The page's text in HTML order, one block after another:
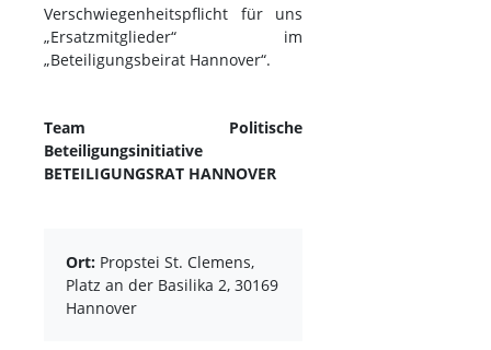
Verschwiegenheitspflicht für uns
„Ersatzmitglieder“ im
„Beteiligungsbeirat Hannover“.
Team Politische
Beteiligungsinitiative
BETEILIGUNGSRAT HANNOVER
Ort: Propstei St. Clemens,
Platz an der Basilika 2, 30169
Hannover